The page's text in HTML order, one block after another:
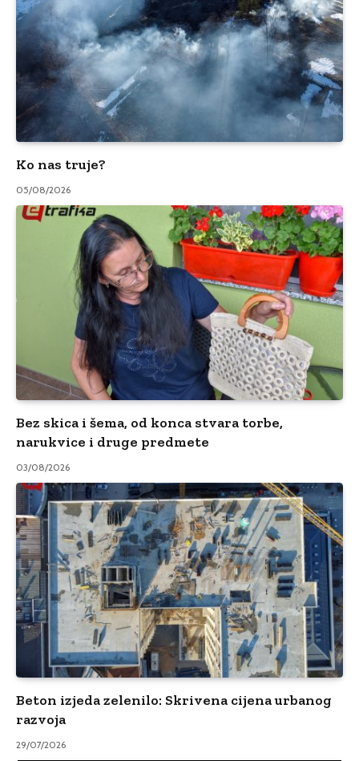
Ko nas truje?
05/08/2026
Bez skica i šema, od konca stvara torbe,
narukvice i druge predmete
03/08/2026
Beton izjeda zelenilo: Skrivena cijena urbanog
razvoja
29/07/2026